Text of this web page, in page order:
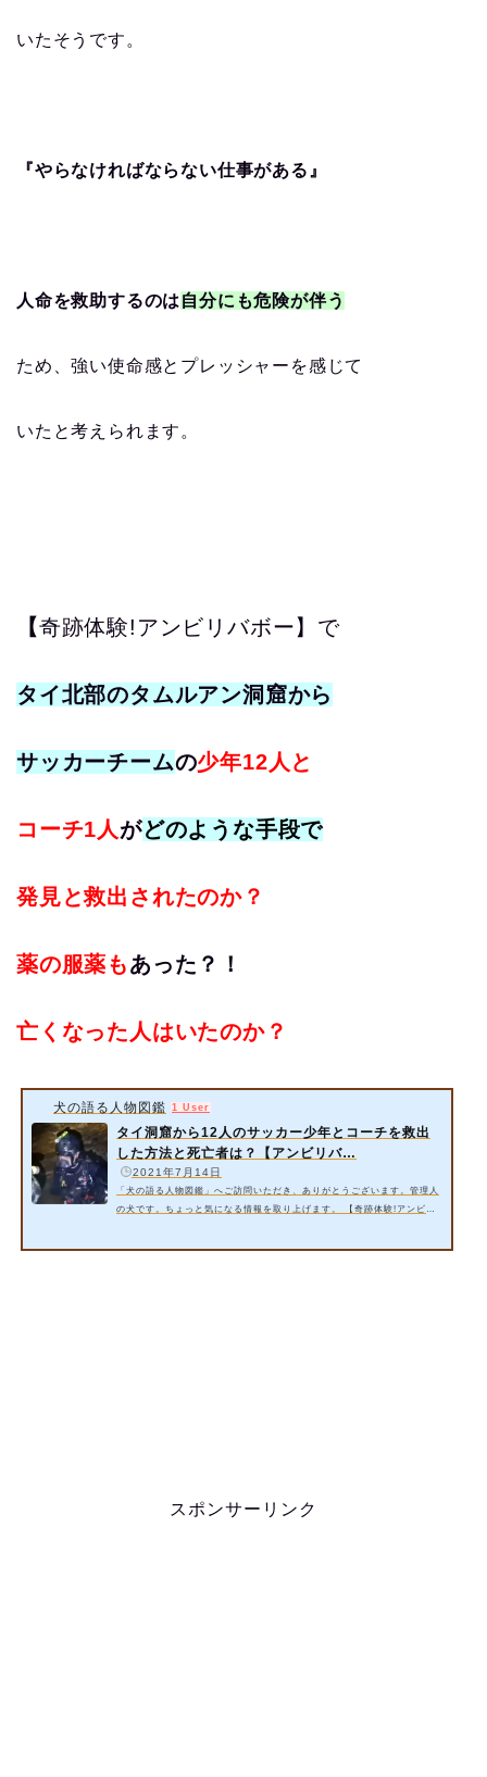
いたそうです。
『やらなければならない仕事がある』
人命を救助するのは 自分にも危険が伴う
ため、強い使命感とプレッシャーを感じて
いたと考えられます。
【奇跡体験!アンビリバボー】で
タイ北部のタムルアン洞窟から
サッカーチームの少年12​人と
コーチ1人 がどのような手段で
発見と救出されたのか？
薬の服薬もあった？！
亡くなった人はいたのか？
犬の語る人物図鑑 1 User
タイ洞窟から12人のサッカー少年とコーチを救出
した方法と死亡者は？【アンビリバ…
2021年7月14日
「犬の語る人物図鑑」へご訪問いただき、ありがとうございます。管理人
の犬です。ちょっと気になる情報を取り上げます。 【奇跡体験!アンビリ
スポンサーリンク